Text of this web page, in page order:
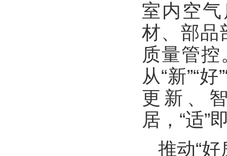
室内空
材、部品
质量管控
从“新”“
更新、
居，“适”
推动“